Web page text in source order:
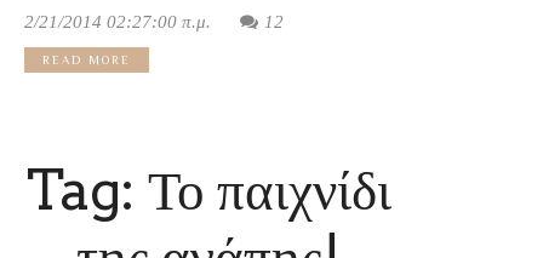
2/21/2014 02:27:00 π.μ. 12
READ MORE
Tag: Το παιχνίδι